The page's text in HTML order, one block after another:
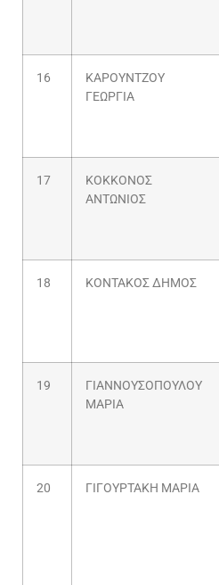
16
ΚΑΡΟΥΝΤΖΟΥ
ΓΕΩΡΓΙΑ
17
ΚΟΚΚΟΝΟΣ
ΑΝΤΩΝΙΟΣ
18 ΚΟΝΤΑΚΟΣ ΔΗΜΟΣ
19
ΓΙΑΝΝΟΥΣΟΠΟΥΛΟΥ
ΜΑΡΙΑ
20 ΓΙΓΟΥΡΤΑΚΗ ΜΑΡΙΑ